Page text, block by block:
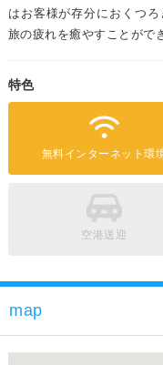
はお客様が存分におくつ
旅の疲れを癒やすことがで
特色
無料インターネット環
空港送迎
map